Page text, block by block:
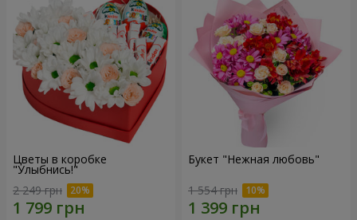
Цветы в коробке
"Улыбнись!"
2 249 грн
Букет "Нежная любовь"
1 554 грн